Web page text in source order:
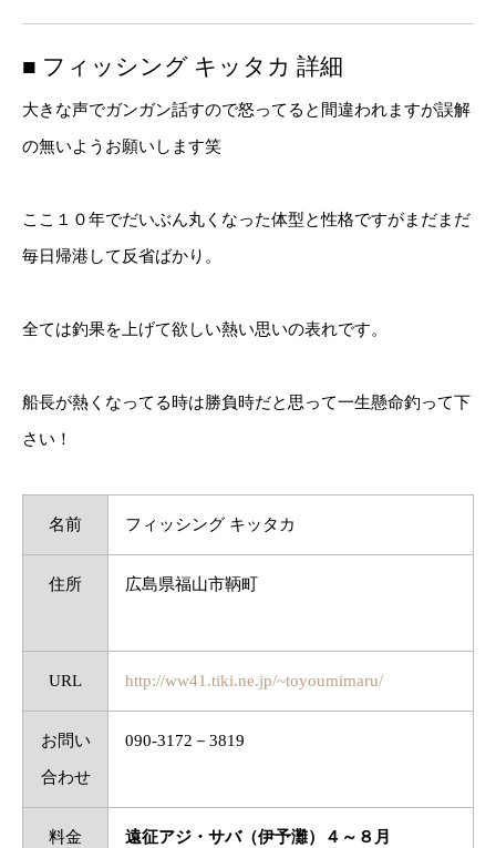
■ フィッシング キッタカ 詳細
大きな声でガンガン話すので怒ってると間違われますが誤解
の無いようお願いします笑
ここ１０年でだいぶん丸くなった体型と性格ですがまだまだ
毎日帰港して反省ばかり。
全ては釣果を上げて欲しい熱い思いの表れです。
船長が熱くなってる時は勝負時だと思って一生懸命釣って下
さい！
名前 フィッシング キッタカ
住所 広島県福山市鞆町
URL http://ww41.tiki.ne.jp/~toyoumimaru/
お問い
合わせ
090-3172－3819
料金 遠征アジ・サバ（伊予灘）４～８月